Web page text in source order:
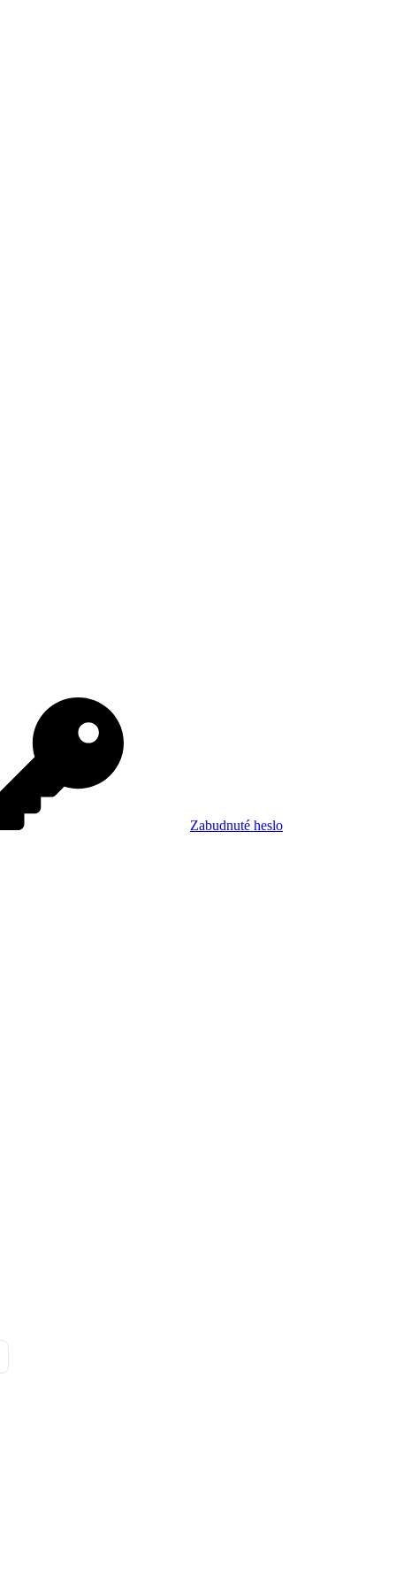
Zabudnuté heslo